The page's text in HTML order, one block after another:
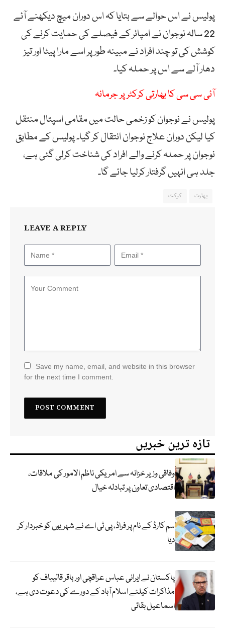
پولیس نے اس حوالے سے بتایا کہ اس دوران میچ دیکھنے آئے
22 سالہ نوجوان نے امپائر کے فیصلے کی حمایت کرنے کی
کوشش کی تو چند افراد نے مبینہ طور پر اسے مارا پیٹا اور تیز
دھار آلے سے اس پر حملہ کیا۔
آئی سی سی کا بھارتی کرکٹر پر جرمانہ
پولیس نے نوجوان کو زخمی حالت میں مقامی اسپتال منتقل
کیا لیکن دوران علاج نوجوان انتقال کر گیا۔ پولیس کے مطابق
نوجوان پر حملہ کرنے والے افراد کی شناخت کرلی گئی ہے،
جلد ہی انہیں گرفتار کرلیا جائے گا۔
بھارت کرکٹ
LEAVE A REPLY
Save my name, email, and website in this browser
for the next time I comment.
تازہ ترین خبریں
وفاقی وزیر خزانہ سے امریکی ناظم الامور کی ملاقات،
اقتصادی تعاون پر تبادلہ خیال
سم کارڈ کے نام پر فراڈ، پی ٹی اے نے شہریوں کو خبردار کر
دیا
پاکستان نے ایرانی عباس عراقچی اورباقر قالیباف کو
مذاکرات کیلئے اسلام آباد کے دورے کی دعوت دی ہے،
اسماعیل بقائی